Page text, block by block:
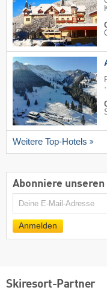
Weitere Top-Hotels
Abonniere
E-
Anmelden
Skiresort-Partner